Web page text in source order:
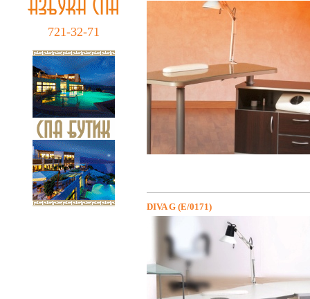
721-32-71
DIVA G (E/0171)